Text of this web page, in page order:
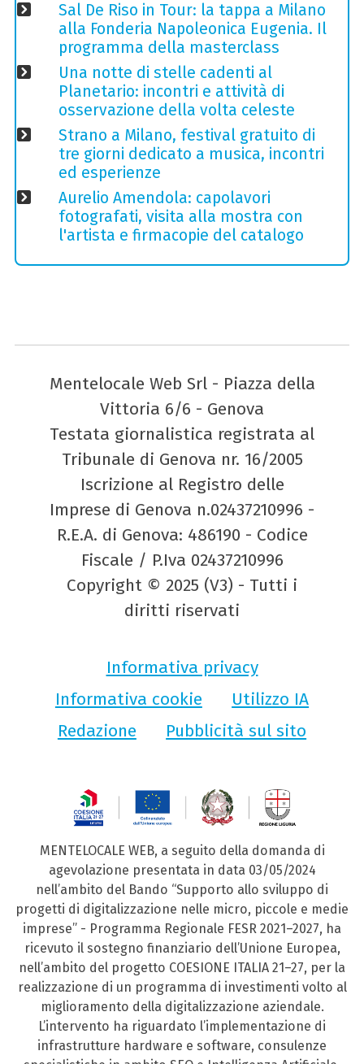
Sal De Riso in Tour: la tappa a Milano
alla Fonderia Napoleonica Eugenia. Il
programma della masterclass
Una notte di stelle cadenti al
Planetario: incontri e attività di
osservazione della volta celeste
Strano a Milano, festival gratuito di
tre giorni dedicato a musica, incontri
ed esperienze
Aurelio Amendola: capolavori
fotografati, visita alla mostra con
l'artista e firmacopie del catalogo
Mentelocale Web Srl - Piazza della
Vittoria 6/6 - Genova
Testata giornalistica registrata al
Tribunale di Genova nr. 16/2005
Iscrizione al Registro delle
Imprese di Genova n.02437210996 -
R.E.A. di Genova: 486190 - Codice
Fiscale / P.Iva 02437210996
Copyright © 2025 (V3) - Tutti i
diritti riservati
Informativa privacy
Informativa cookie
Utilizzo IA
Redazione
Pubblicità sul sito
MENTELOCALE WEB, a seguito della domanda di
agevolazione presentata in data 03/05/2024
nell’ambito del Bando “Supporto allo sviluppo di
progetti di digitalizzazione nelle micro, piccole e medie
imprese” - Programma Regionale FESR 2021–2027, ha
ricevuto il sostegno finanziario dell’Unione Europea,
nell’ambito del progetto COESIONE ITALIA 21–27, per la
realizzazione di un programma di investimenti volto al
miglioramento della digitalizzazione aziendale.
L’intervento ha riguardato l’implementazione di
infrastrutture hardware e software, consulenze